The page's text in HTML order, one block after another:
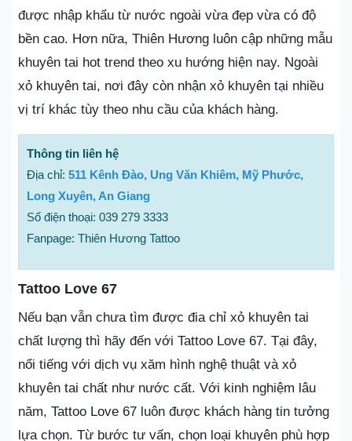
được nhập khẩu từ nước ngoài vừa đẹp vừa có độ
bền cao. Hơn nữa, Thiên Hương luôn cập những mẫu
khuyên tai hot trend theo xu hướng hiện nay. Ngoài
xỏ khuyên tai, nơi đây còn nhận xỏ khuyên tại nhiều
vị trí khác tùy theo nhu cầu của khách hàng.
Thông tin liên hệ
Địa chỉ: 511 Kênh Đào, Ung Văn Khiêm, Mỹ Phước,
Long Xuyên, An Giang
Số điện thoại: 039 279 3333
Fanpage: Thiên Hương Tattoo
Tattoo Love 67
Nếu bạn vẫn chưa tìm được đia chỉ xỏ khuyên tai
chất lượng thì hãy đến với Tattoo Love 67. Tại đây,
nổi tiếng với dịch vụ xăm hình nghệ thuật và xỏ
khuyên tai chất như nước cất. Với kinh nghiệm lâu
năm, Tattoo Love 67 luôn được khách hàng tin tưởng
lựa chọn. Từ bước tư vấn, chọn loại khuyên phù hợp